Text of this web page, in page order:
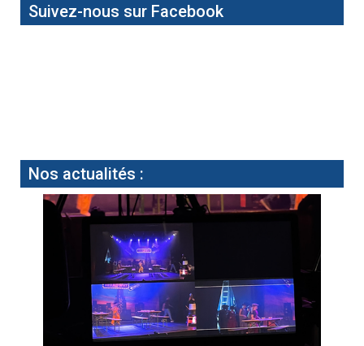
Suivez-nous sur Facebook
Nos actualités :